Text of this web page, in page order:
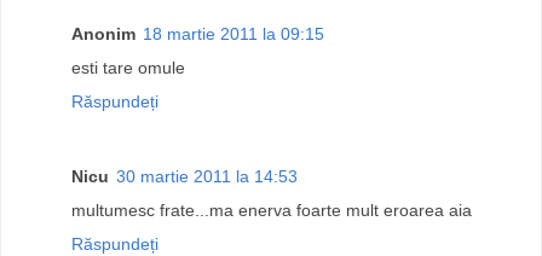
Anonim 18 martie 2011 la 09:15
esti tare omule
Răspundeți
Nicu 30 martie 2011 la 14:53
multumesc frate...ma enerva foarte mult eroarea aia
Răspundeți